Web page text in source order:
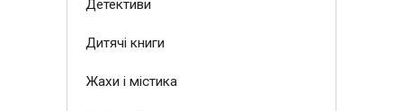
Детективи
Дитячі книги
Жахи і містика